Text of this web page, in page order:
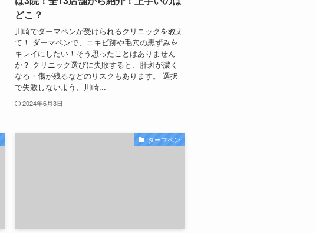
どこ？
川崎でダーマペンが受けられるクリニックを教え
て！ ダーマペンで、ニキビ跡や毛穴の黒ずみを
キレイにしたい！そう思ったことはありません
か？ クリニック選びに失敗すると、肝斑が濃く
なる・傷が残るなどのリスクもあります。 選択
で失敗しないよう、川崎...
2024年6月3日
ダーマペン